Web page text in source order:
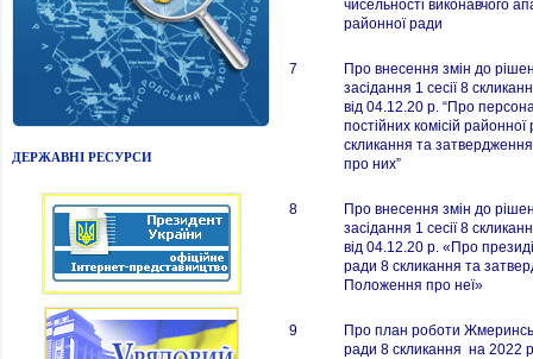
ДЕРЖАВНІ РЕСУРСИ
чисельності виконавчого
районної ради
7
Про внесення змін до
засідання 1 сесії 8
від 04.12.20 р. “Про
постійних комісій
скликання та
про них”
8
Про внесення змін до
засідання 1 сесії 8
від 04.12.20 р. «Про
ради 8 скликання та
Положення про неї»
9
Про план роботи
ради 8 скликання на 2022